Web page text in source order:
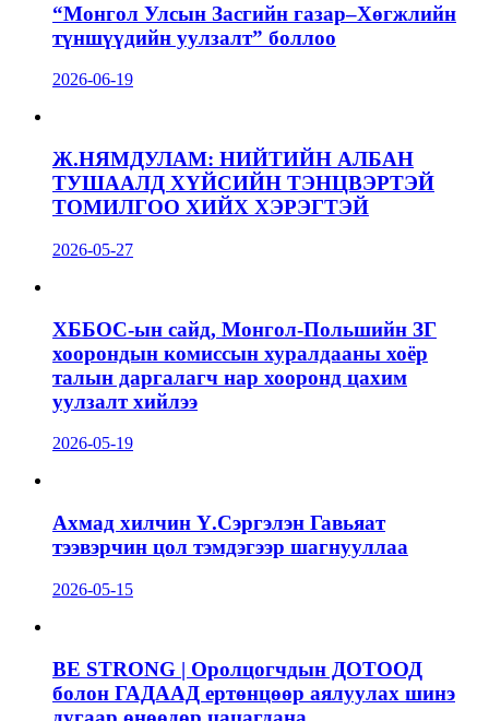
“Монгол Улсын Засгийн газар–Хөгжлийн
түншүүдийн уулзалт” боллоо
2026-06-19
Ж.НЯМДУЛАМ: НИЙТИЙН АЛБАН
ТУШААЛД ХҮЙСИЙН ТЭНЦВЭРТЭЙ
ТОМИЛГОО ХИЙХ ХЭРЭГТЭЙ
2026-05-27
ХББОС-ын сайд, Монгол-Польшийн ЗГ
хоорондын комиссын хуралдааны хоёр
талын даргалагч нар хооронд цахим
уулзалт хийлээ
2026-05-19
Ахмад хилчин Ү.Сэргэлэн Гавьяат
тээвэрчин цол тэмдэгээр шагнууллаа
2026-05-15
BE STRONG | Оролцогчдын ДОТООД
болон ГАДААД ертөнцөөр аялуулах шинэ